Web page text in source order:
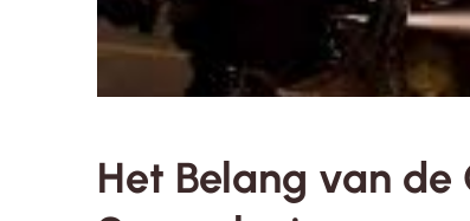
Het Belang van